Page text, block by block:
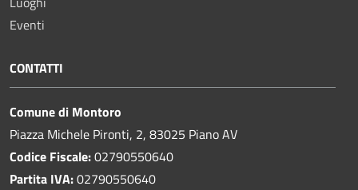
Eventi
CONTATTI
Comune di Montoro
Piazza Michele Pironti, 2, 83025 Piano AV
Codice Fiscale:02790550640
Partita IVA:02790550640